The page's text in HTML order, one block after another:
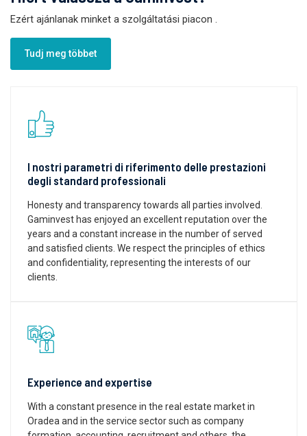
Ezért ajánlanak minket a szolgáltatási piacon
Tudj meg többet
I nostri parametri di riferimento delle prestazioni
degli standard professionali
Honesty and transparency towards all parties involved.
Gaminvest has enjoyed an excellent reputation over the
years and a constant increase in the number of served
and satisfied clients. We respect the principles of ethics
and confidentiality, representing the interests of our
clients.
Experience and expertise
With a constant presence in the real estate market in
Oradea and in the service sector such as company